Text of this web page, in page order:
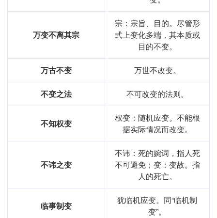
万变不离其宗
宗：宗旨、目的。尽管形
式上变化多端，其本质或
目的不变。
万古不变 万世不改变。
不变之法 不可改变的法则。
不知权变
权变：随机应变。不能根
据实际情况而改变。
不讳之变
不讳：死的婉词，指人死
不可避免；变：变故。指
人的死亡。
临事制变
犹临机应变。同“临机制
变”。